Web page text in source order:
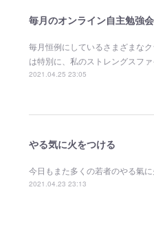
毎月のオンライン自主勉強会
毎月恒例にしているさまざまな
は特別に、私のストレングスフ
2021.04.25 23:05
やる気に火をつける
今日もまた多くの若者のやる氣
2021.04.23 23:13